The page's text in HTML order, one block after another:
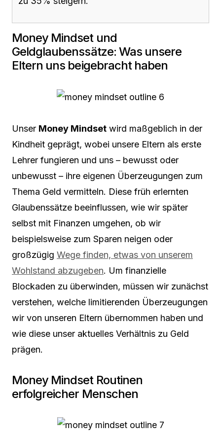
Money Mindset und
Geldglaubenssätze: Was unsere
Eltern uns beigebracht haben
Unser Money Mindset wird maßgeblich in der
Kindheit geprägt, wobei unsere Eltern als erste
Lehrer fungieren und uns – bewusst oder
unbewusst – ihre eigenen Überzeugungen zum
Thema Geld vermitteln. Diese früh erlernten
Glaubenssätze beeinflussen, wie wir später
selbst mit Finanzen umgehen, ob wir
beispielsweise zum Sparen neigen oder
großzügig Wege finden, etwas von unserem
Wohlstand abzugeben. Um finanzielle
Blockaden zu überwinden, müssen wir zunächst
verstehen, welche limitierenden Überzeugungen
wir von unseren Eltern übernommen haben und
wie diese unser aktuelles Verhältnis zu Geld
prägen.
Money Mindset Routinen
erfolgreicher Menschen